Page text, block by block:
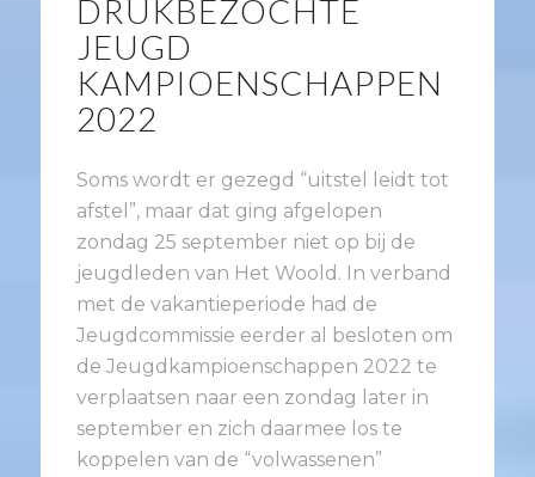
DRUKBEZOCHTE
JEUGD
KAMPIOENSCHAPPEN
2022
Soms wordt er gezegd “uitstel leidt tot
afstel”, maar dat ging afgelopen
zondag 25 september niet op bij de
jeugdleden van Het Woold. In verband
met de vakantieperiode had de
Jeugdcommissie eerder al besloten om
de Jeugdkampioenschappen 2022 te
verplaatsen naar een zondag later in
september en zich daarmee los te
koppelen van de “volwassenen”